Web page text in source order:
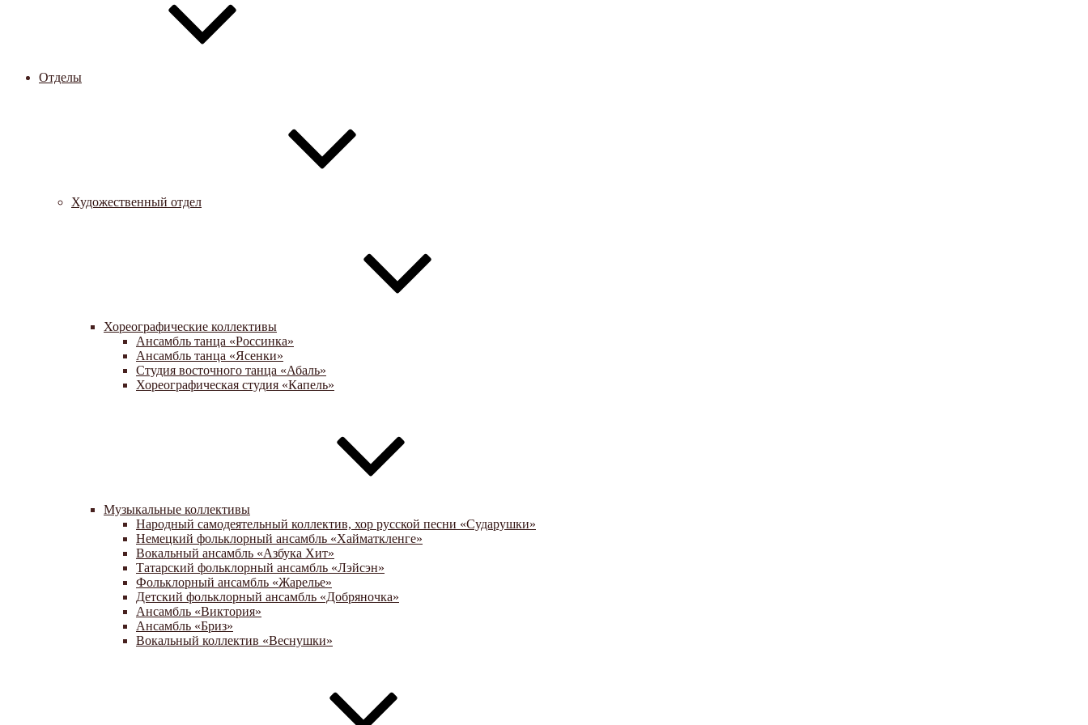
Отделы
Художественный отдел
Хореографические коллективы
Ансамбль танца «Россинка»
Ансамбль танца «Ясенки»
Студия восточного танца «Абаль»
Хореографическая студия «Капель»
Музыкальные коллективы
Народный самодеятельный коллектив, хор русской песни «Сударушки»
Немецкий фольклорный ансамбль «Хайматкленге»
Вокальный ансамбль «Азбука Хит»
Татарский фольклорный ансамбль «Лэйсэн»
Фольклорный ансамбль «Жарелье»
Детский фольклорный ансамбль «Добряночка»
Ансамбль «Виктория»
Ансамбль «Бриз»
Вокальный коллектив «Веснушки»